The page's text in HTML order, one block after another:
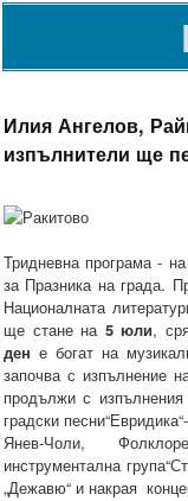
Илия Ангелов,
изпълнители ще
Тридневна програма -
за Празника на града.
Националната
ще стане на 5 юли,
ден е богат на
започва с изпълнение
продължи с изпълнения
градски
Янев-Чоли, Фолклорен
инструментална
„Дежавю“ и накрая